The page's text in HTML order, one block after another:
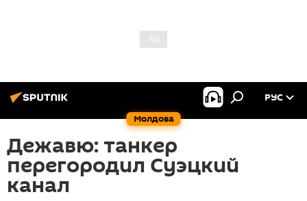
Молдова
РУС
Дежавю: танкер
перегородил Суэцкий
канал